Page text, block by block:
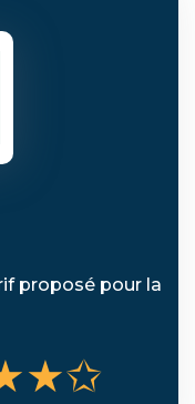
proposé pour la